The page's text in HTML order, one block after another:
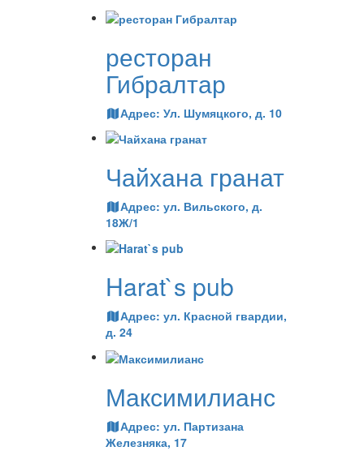
ресторан
Гибралтар
Адрес: Ул. Шумяцкого, д. 10
Чайхана гранат
Адрес: ул. Вильского, д.
18Ж/1
Harat`s pub
Адрес: ул. Красной гвардии,
д. 24
Максимилианс
Адрес: ул. Партизана
Железняка, 17